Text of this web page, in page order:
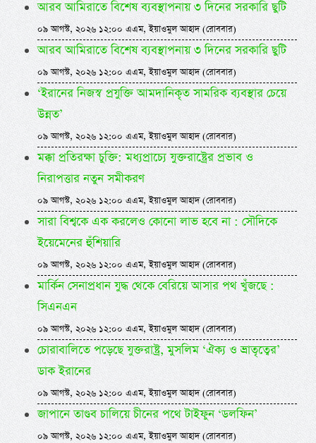
আরব আমিরাতে বিশেষ ব্যবস্থাপনায় ৩ দিনের সরকারি ছুটি
০৯ আগস্ট, ২০২৬ ১২:০০ এএম, ইয়াওমুল আহাদ (রোববার)
আরব আমিরাতে বিশেষ ব্যবস্থাপনায় ৩ দিনের সরকারি ছুটি
০৯ আগস্ট, ২০২৬ ১২:০০ এএম, ইয়াওমুল আহাদ (রোববার)
‘ইরানের নিজস্ব প্রযুক্তি আমদানিকৃত সামরিক ব্যবস্থার চেয়ে
উন্নত’
০৯ আগস্ট, ২০২৬ ১২:০০ এএম, ইয়াওমুল আহাদ (রোববার)
মক্কা প্রতিরক্ষা চুক্তি: মধ্যপ্রাচ্যে যুক্তরাষ্ট্রের প্রভাব ও
নিরাপত্তার নতুন সমীকরণ
০৯ আগস্ট, ২০২৬ ১২:০০ এএম, ইয়াওমুল আহাদ (রোববার)
সারা বিশ্বকে এক করলেও কোনো লাভ হবে না : সৌদিকে
ইয়েমেনের হুঁশিয়ারি
০৯ আগস্ট, ২০২৬ ১২:০০ এএম, ইয়াওমুল আহাদ (রোববার)
মার্কিন সেনাপ্রধান যুদ্ধ থেকে বেরিয়ে আসার পথ খুঁজছে :
সিএনএন
০৯ আগস্ট, ২০২৬ ১২:০০ এএম, ইয়াওমুল আহাদ (রোববার)
চোরাবালিতে পড়েছে যুক্তরাষ্ট্র, মুসলিম ‘ঐক্য ও ভ্রাতৃত্বের’
ডাক ইরানের
০৯ আগস্ট, ২০২৬ ১২:০০ এএম, ইয়াওমুল আহাদ (রোববার)
জাপানে তাণ্ডব চালিয়ে চীনের পথে টাইফুন ‘ডলফিন’
০৯ আগস্ট, ২০২৬ ১২:০০ এএম, ইয়াওমুল আহাদ (রোববার)